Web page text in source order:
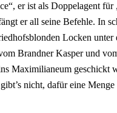
er ist als Doppelagent
er all seine Befehle. In
Locken
Brandner Kasper und
Maximilianeum geschickt
nicht, dafür eine Menge